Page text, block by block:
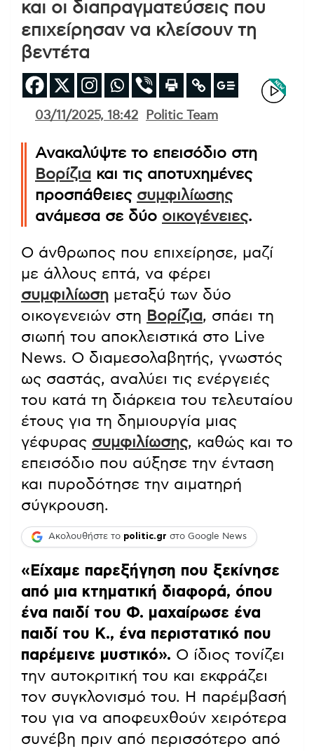
και οι διαπραγματεύσεις που
επιχείρησαν να κλείσουν τη
βεντέτα
03/11/2025, 18:42 Politic Team
Ανακαλύψτε το επεισόδιο στη
Βορίζια και τις αποτυχημένες
προσπάθειες συμφιλίωσης
ανάμεσα σε δύο οικογένειες.
Ο άνθρωπος που επιχείρησε, μαζί
με άλλους επτά, να φέρει
συμφιλίωση μεταξύ των δύο
οικογενειών στη Βορίζια, σπάει τη
σιωπή του αποκλειστικά στο Live
News. Ο διαμεσολαβητής, γνωστός
ως σαστάς, αναλύει τις ενέργειές
του κατά τη διάρκεια του τελευταίου
έτους για τη δημιουργία μιας
γέφυρας συμφιλίωσης, καθώς και το
επεισόδιο που αύξησε την ένταση
και πυροδότησε την αιματηρή
σύγκρουση.
Ακολουθήστε το politic.gr στο Google News
«Είχαμε παρεξήγηση που ξεκίνησε
από μια κτηματική διαφορά, όπου
ένα παιδί του Φ. μαχαίρωσε ένα
παιδί του Κ., ένα περιστατικό που
παρέμεινε μυστικό». Ο ίδιος τονίζει
την αυτοκριτική του και εκφράζει
τον συγκλονισμό του. Η παρέμβασή
του για να αποφευχθούν χειρότερα
συνέβη πριν από περισσότερο από